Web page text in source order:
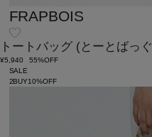
FRAPBOIS
トートバッグ (とーとばっ
¥5,940
55%OFF
SALE
2BUY10%OFF